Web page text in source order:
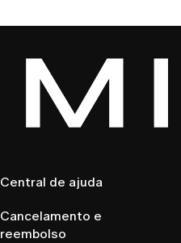
Central de ajuda
Cancelamento e
reembolso